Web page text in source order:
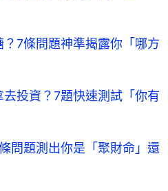
7條問題神準揭露你「哪方
投資？7題快速測試「你有
問題測出你是「聚財命」還